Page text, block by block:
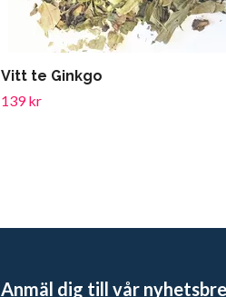
Vitt te Ginkgo
139 kr
Anmäl dig till vår